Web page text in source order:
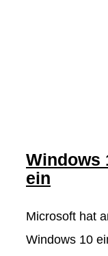
Windows
ein
Microsoft hat
Windows 10